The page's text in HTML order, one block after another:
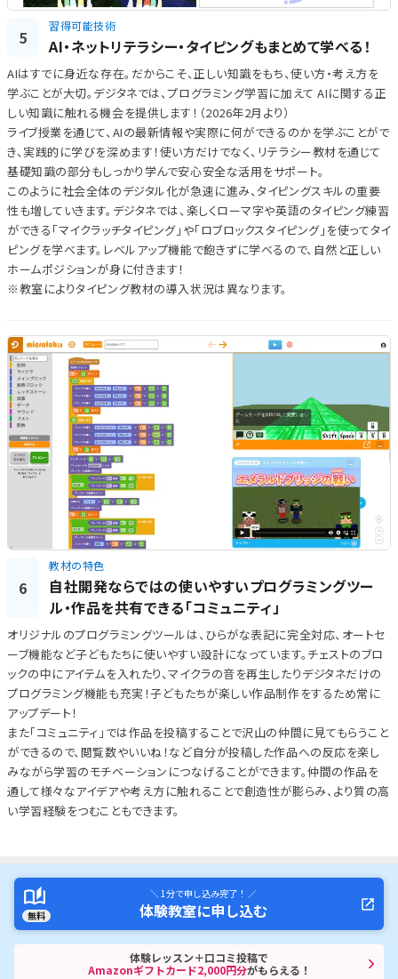
5
習得可能技術
AI・ネットリテラシー・タイピングもまとめて学べる！
AIはすでに身近な存在。だからこそ、正しい知識をもち、使い方・考え方を
学ぶことが大切。デジタネでは、プログラミング学習に加えて AIに関する正
しい知識に触れる機会を提供します！（2026年2月より）
ライブ授業を通じて、AIの最新情報や実際に何ができるのかを学ぶことがで
き、実践的に学びを深めます！使い方だけでなく、リテラシー教材を通じて
基礎知識の部分もしっかり学んで安心安全な活用をサポート。
このように社会全体のデジタル化が急速に進み、タイピングスキルの重要
性も増していきます。デジタネでは、楽しくローマ字や英語のタイピング練習
ができる「マイクラッチタイピング」や「ロブロックスタイピング」を使ってタイ
ピングを学べます。レベルアップ機能で飽きずに学べるので、自然と正しい
ホームポジションが身に付きます！
※教室によりタイピング教材の導入状況は異なります。
6
教材の特色
自社開発ならではの使いやすいプログラミングツー
ル・作品を共有できる「コミュニティ」
オリジナルのプログラミングツールは、ひらがな表記に完全対応、オートセ
ーブ機能など子どもたちに使いやすい設計になっています。チェストのブロ
ックの中にアイテムを入れたり、マイクラの音を再生したりデジタネだけの
プログラミング機能も充実！子どもたちが楽しい作品制作をするため常に
アップデート！
また「コミュニティ」では作品を投稿することで沢山の仲間に見てもらうこと
ができるので、閲覧数やいいね！など自分が投稿した作品への反応を楽し
みながら学習のモチベーションにつなげることができます。仲間の作品を
通して様々なアイデアや考え方に触れることで創造性が膨らみ、より質の高
い学習経験をつむこともできます。
無料
＼ 1分で申し込み完了！ ／
体験教室に申し込む
体験レッスン＋口コミ投稿で
Amazonギフトカード2,000円分がもらえる！